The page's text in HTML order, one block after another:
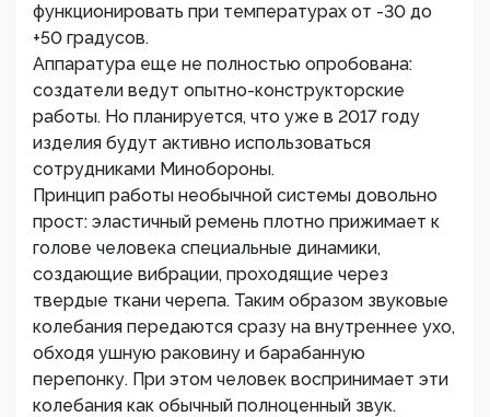
функционировать при температурах от -30 до
+50 градусов.
Аппаратура еще не полностью опробована:
создатели ведут опытно-конструкторские
работы. Но планируется, что уже в 2017 году
изделия будут активно использоваться
сотрудниками Минобороны.
Принцип работы необычной системы довольно
прост: эластичный ремень плотно прижимает к
голове человека специальные динамики,
создающие вибрации, проходящие через
твердые ткани черепа. Таким образом звуковые
колебания передаются сразу на внутреннее ухо,
обходя ушную раковину и барабанную
перепонку. При этом человек воспринимает эти
колебания как обычный полноценный звук.